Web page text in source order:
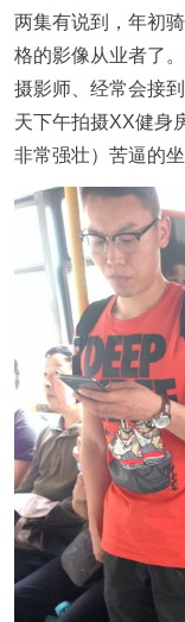
两集有说到，年初
格的影像从业者了
摄影师、经常会接
天下午拍摄XX健身
非常强壮）苦逼的